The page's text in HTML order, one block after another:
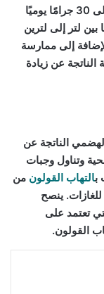
اتباع نظام غذائي متوازن يعتمد على تناول 25 إلى 30 جرامًا يوميًا
بين لتر إلى لترين
إلى ممارسة
عن زيادة
الناتجة عن
وتناول وجبات
بالتهاب القولون من
ينصح
تعتمد على
القولون.